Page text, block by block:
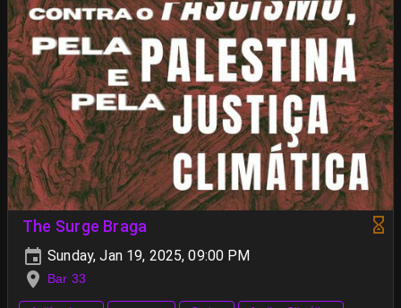
The Surge Braga
Sunday, Jan 19, 2025, 09:00 PM
Bar 33